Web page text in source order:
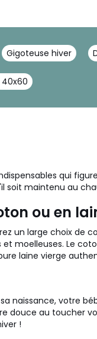
Gigoteuse hiver
40x60
qui
soit maintenu au
ou en
un large choix de
moelleuses. Le
laine vierge
naissance, votre
douce au toucher
!